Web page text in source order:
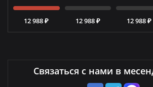
12 988 ₽ 12 988 ₽ 12 988 ₽
Связаться с нами в